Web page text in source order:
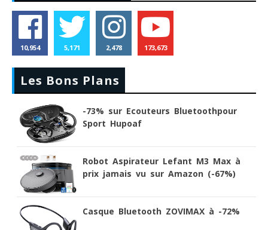
10,954 5,171 2,478 173,673
Les Bons Plans
-73% sur Ecouteurs Bluetoothpour
Sport Hupoaf
Robot Aspirateur Lefant M3 Max à
prix jamais vu sur Amazon (-67%)
Casque Bluetooth ZOVIMAX à -72%